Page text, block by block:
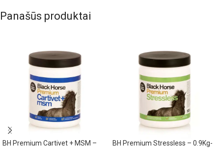
Panašūs produktai
BH Premium Cartivet + MSM –
BH Premium Stressless – 0.9Kg-